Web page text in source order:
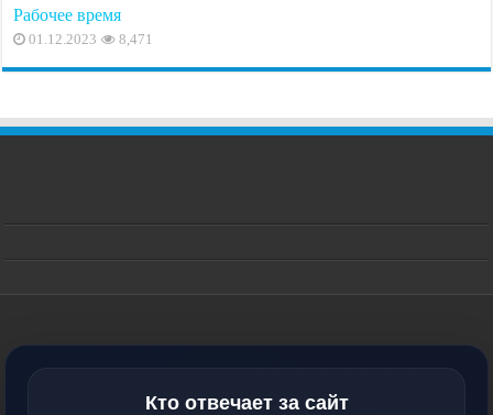
Рабочее время
01.12.2023 8,471
Кто отвечает за сайт